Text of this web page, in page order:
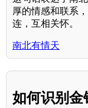
厚的情感和联系
连，互相关怀。
南北有情天
如何识别金